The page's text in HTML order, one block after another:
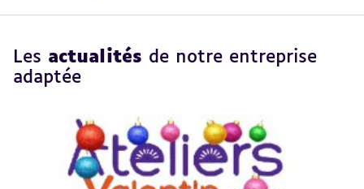
Les actualités de notre entreprise
adaptée